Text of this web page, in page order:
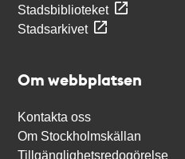
Stadsbiblioteket
Stadsarkivet
Om webbplatsen
Kontakta oss
Om Stockholmskällan
Tillgänglighetsredogörelse